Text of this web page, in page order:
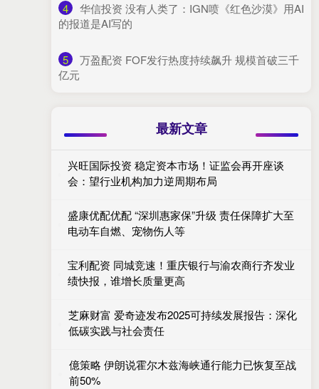
4
​华信投资 没有人类了：IGN喷《红色沙漠》用AI
的报道是AI写的
5
​万盈配资 FOF发行热度持续飙升 规模首破三千
亿元
最新文章
兴旺国际投资 稳定资本市场！证监会再开座谈
会：望行业机构加力逆周期布局
盛康优配优配 “深圳惠家保”升级 责任保障扩大至
电动车自燃、宠物伤人等
宝利配资 同城竞速！重庆银行与渝农商行齐发业
绩快报，谁增长质量更高
芝麻财富 爱奇迹发布2025可持续发展报告：深化
低碳实践与社会责任
億策略 伊朗说霍尔木兹海峡通行能力已恢复至战
前50%